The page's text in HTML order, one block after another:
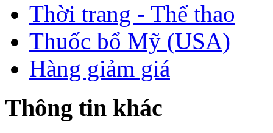
Thời trang - Thể thao
Thuốc bổ Mỹ (USA)
Hàng giảm giá
Thông tin khác